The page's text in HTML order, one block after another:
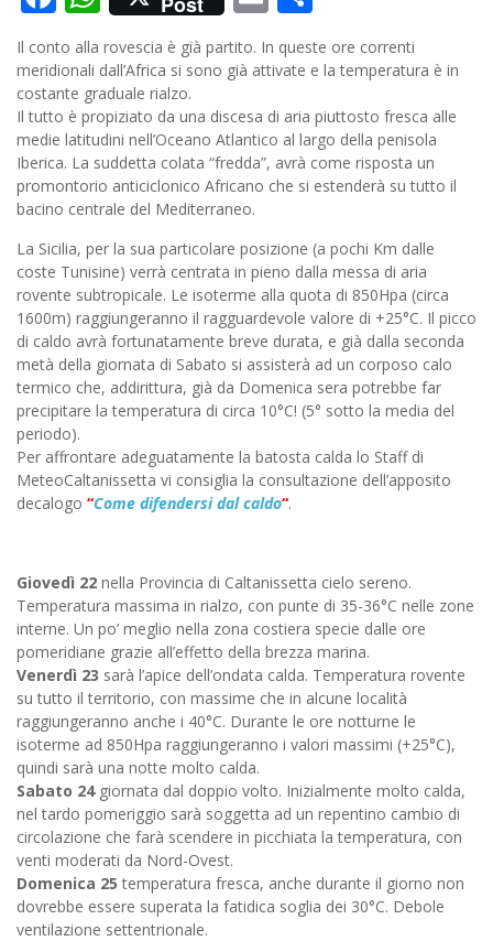
Il conto alla rovescia è già partito. In queste ore correnti
meridionali dall’Africa si sono già attivate e la temperatura è in
costante graduale rialzo.
Il tutto è propiziato da una discesa di aria piuttosto fresca alle
medie latitudini nell’Oceano Atlantico al largo della penisola
Iberica. La suddetta colata “fredda”, avrà come risposta un
promontorio anticiclonico Africano che si estenderà su tutto il
bacino centrale del Mediterraneo.
La Sicilia, per la sua particolare posizione (a pochi Km dalle
coste Tunisine) verrà centrata in pieno dalla messa di aria
rovente subtropicale. Le isoterme alla quota di 850Hpa (circa
1600m) raggiungeranno il ragguardevole valore di +25°C. Il picco
di caldo avrà fortunatamente breve durata, e già dalla seconda
metà della giornata di Sabato si assisterà ad un corposo calo
termico che, addirittura, già da Domenica sera potrebbe far
precipitare la temperatura di circa 10°C! (5° sotto la media del
periodo).
Per affrontare adeguatamente la batosta calda lo Staff di
MeteoCaltanissetta vi consiglia la consultazione dell’apposito
decalogo “Come difendersi dal caldo“.
Giovedì 22 nella Provincia di Caltanissetta cielo sereno.
Temperatura massima in rialzo, con punte di 35-36°C nelle zone
interne. Un po’ meglio nella zona costiera specie dalle ore
pomeridiane grazie all’effetto della brezza marina.
Venerdì 23 sarà l’apice dell’ondata calda. Temperatura rovente
su tutto il territorio, con massime che in alcune località
raggiungeranno anche i 40°C. Durante le ore notturne le
isoterme ad 850Hpa raggiungeranno i valori massimi (+25°C),
quindi sarà una notte molto calda.
Sabato 24giornata dal doppio volto. Inizialmente molto calda,
nel tardo pomeriggio sarà soggetta ad un repentino cambio di
circolazione che farà scendere in picchiata la temperatura, con
venti moderati da Nord-Ovest.
Domenica 25 temperatura fresca, anche durante il giorno non
dovrebbe essere superata la fatidica soglia dei 30°C. Debole
ventilazione settentrionale.